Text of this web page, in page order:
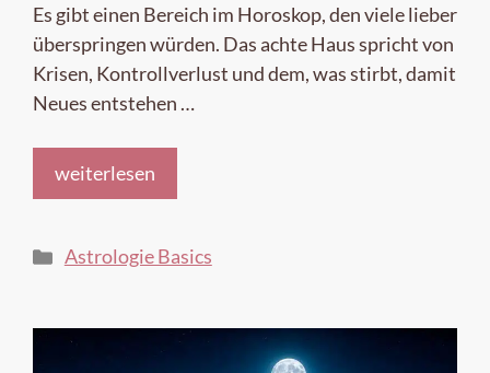
Es gibt einen Bereich im Horoskop, den viele lieber
überspringen würden. Das achte Haus spricht von
Krisen, Kontrollverlust und dem, was stirbt, damit
Neues entstehen …
weiterlesen
Kategorien
Astrologie Basics